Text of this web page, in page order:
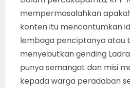
mempermasalahkan
konten itu mencantumkan
lembaga penciptanya atau
menyebutkan gending
punya semangat dan misi
kepada warga peradaban